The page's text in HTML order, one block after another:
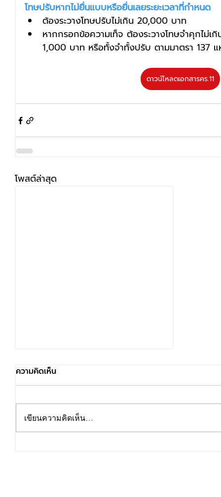
โทษปรับหากไม่ยื่นแบบหรือยื่นเลยระยะเวลาที่กำหนด
ต้องระวางโทษปรับไม่เกิน 20,000 บาท
หากกรอกข้อความเท็จ ต้องระวางโทษจำคุกไม่
1,000 บาท หรือทั้งจำทั้งปรับ ตามมาตรา 137
ดาวน์โหลดเอกสารคร.11
โพสต์ล่าสุด
ความคิดเห็น
เขียนความคิดเห็น…